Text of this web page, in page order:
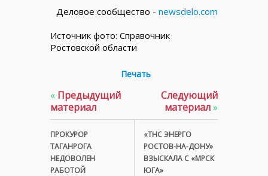
Деловое сообщество - newsdelo.com
Источник фото: Справочник
Ростовской области
Печать
« Предыдущий
материал
ПРОКУРОР
ТАГАНРОГА
НЕДОВОЛЕН
РАБОТОЙ
Следующий
материал»
«ТНС ЭНЕРГО
РОСТОВ-НА-ДОНУ»
ВЗЫСКАЛА С «МРСК
ЮГА»